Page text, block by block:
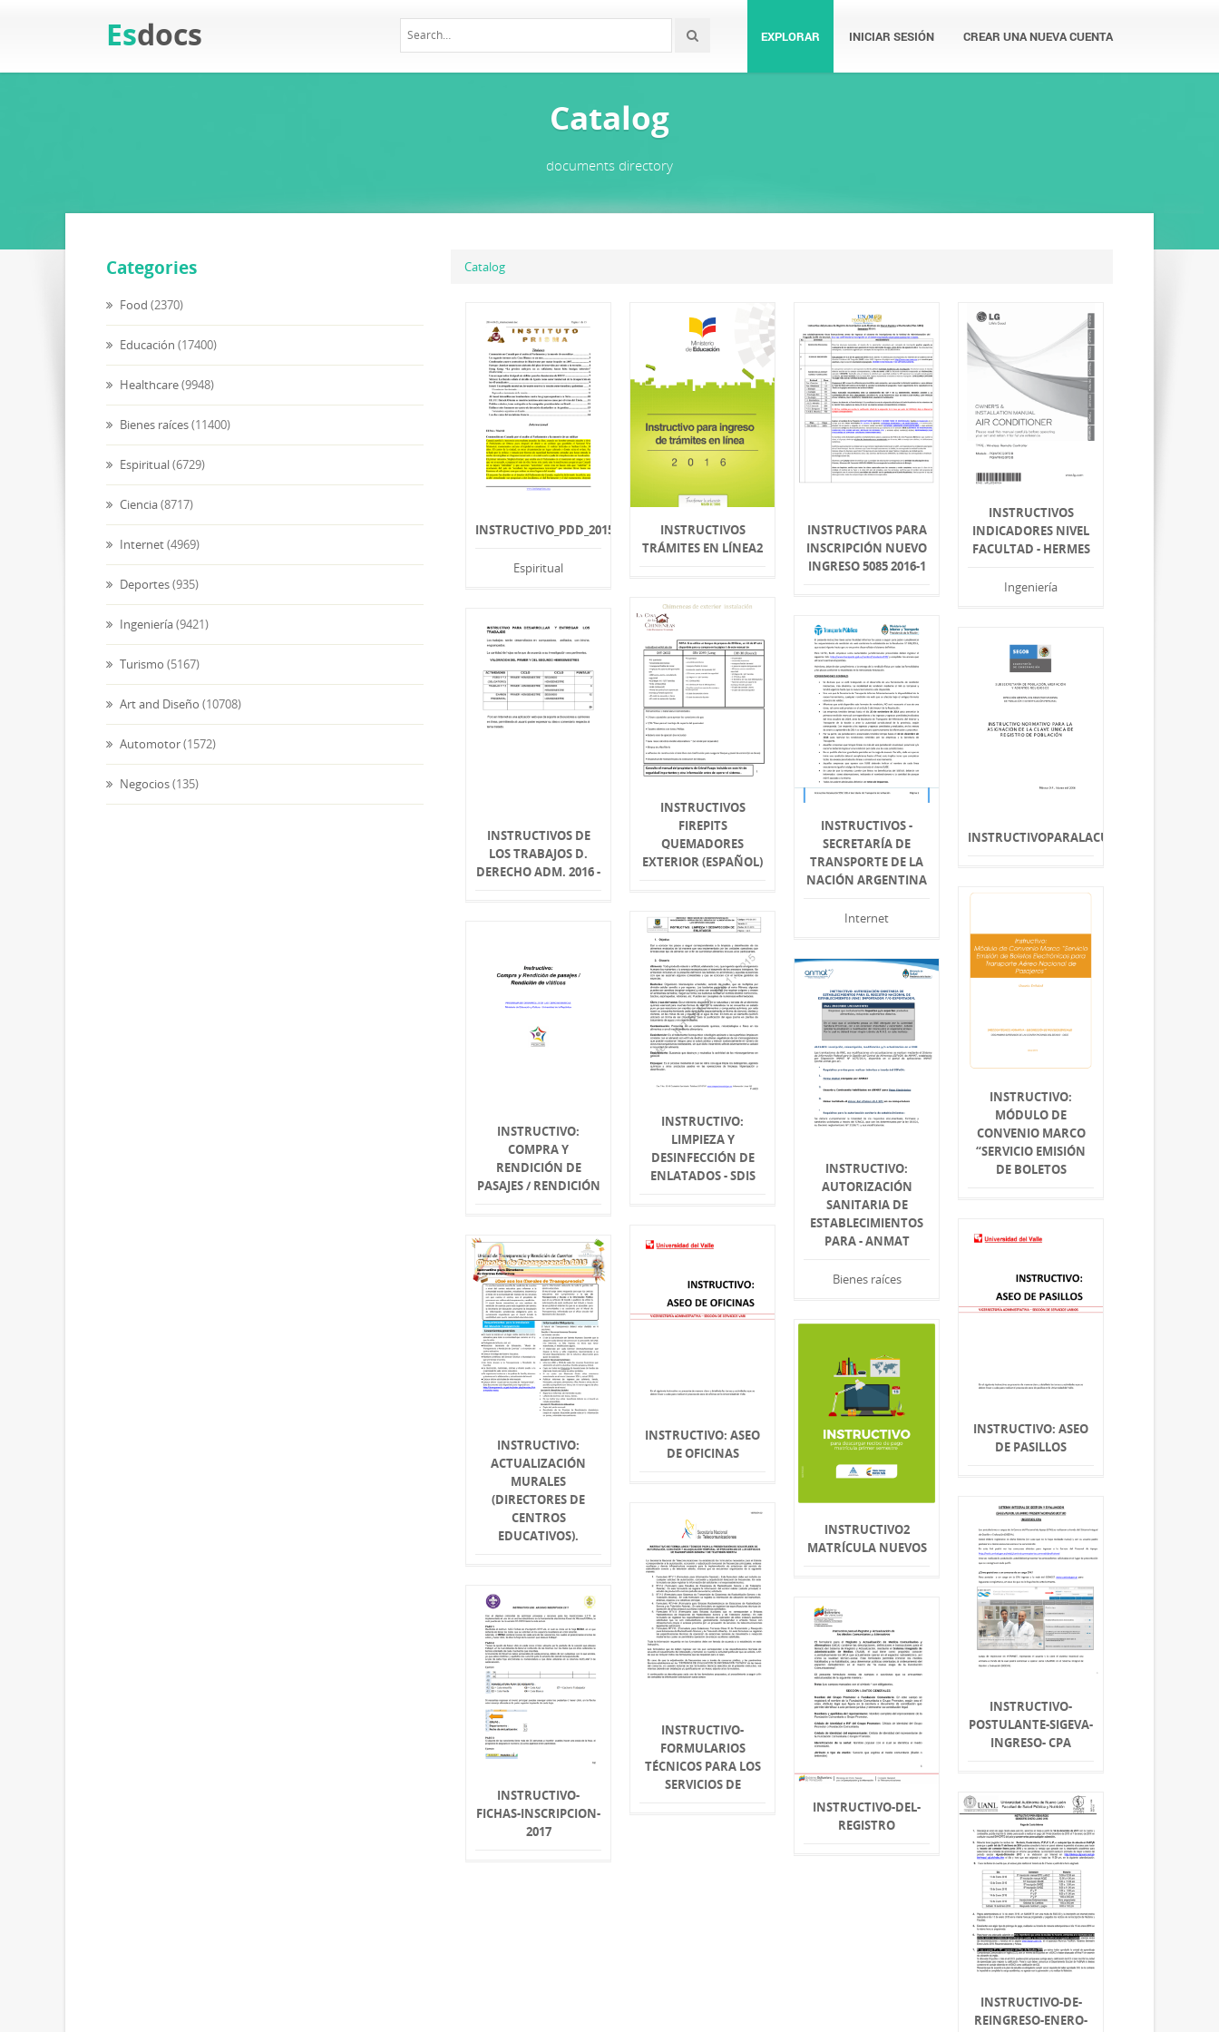
Esdocs EXPLORAR INICIAR SESIÓN CREAR UNA NUEVA CUENTA
Catalog
documents directory
Categories
Food (2370)
Educación (17400)
Healthcare(9948)
Bienes raíces(11400)
Espiritual(6729)
Ciencia(8717)
Internet(4969)
Deportes(935)
Ingeniería(9421)
Turismo (5167)
Art and Diseño (10708)
Automotor(1572)
Negocios(135)
Catalog
INSTRUCTIVO_PDD_2015_GESTION_ESTATAL_.PDF
Espiritual
INSTRUCTIVOS
TRÁMITES EN LÍNEA2
INSTRUCTIVOS PARA
INSCRIPCIÓN NUEVO
INGRESO 5085 2016-1
INSTRUCTIVOS
INDICADORES NIVEL
FACULTAD - HERMES
Ingeniería
INSTRUCTIVOS
FIREPITS
QUEMADORES
EXTERIOR (ESPAÑOL)
INSTRUCTIVOS DE
LOS TRABAJOS D.
DERECHO ADM. 2016 -
INSTRUCTIVOS -
SECRETARÍA DE
TRANSPORTE DE LA
NACIÓN ARGENTINA
Internet
INSTRUCTIVOPARALACURP
INSTRUCTIVO:
MÓDULO DE
CONVENIO MARCO
“SERVICIO EMISIÓN
DE BOLETOS
INSTRUCTIVO:
LIMPIEZA Y
DESINFECCIÓN DE
ENLATADOS - SDIS
INSTRUCTIVO:
COMPRA Y
RENDICIÓN DE
PASAJES / RENDICIÓN
INSTRUCTIVO:
AUTORIZACIÓN
SANITARIA DE
ESTABLECIMIENTOS
PARA - ANMAT
Bienes raíces
INSTRUCTIVO: ASEO
DE PASILLOS
INSTRUCTIVO: ASEO
DE OFICINAS
INSTRUCTIVO:
ACTUALIZACIÓN
MURALES
(DIRECTORES DE
CENTROS
EDUCATIVOS).
INSTRUCTIVO2
MATRÍCULA NUEVOS
INSTRUCTIVO-
POSTULANTE-SIGEVA-
INGRESO- CPA
INSTRUCTIVO-
FORMULARIOS
TÉCNICOS PARA LOS
SERVICIOS DE
INSTRUCTIVO-
FICHAS-INSCRIPCION-
2017
INSTRUCTIVO-DEL-
REGISTRO
INSTRUCTIVO-DE-
REINGRESO-ENERO-